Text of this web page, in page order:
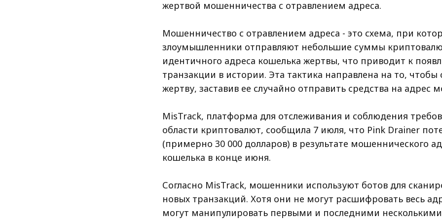
жертвой мошенничества с отравлением адреса.
Мошенничество с отравлением адреса - это схема, при
злоумышленники отправляют небольшие суммы
идентичного адреса кошелька жертвы, что приводит к
транзакции в истории. Эта тактика направлена на то, чтобы
жертву, заставив ее случайно отправить средства на адрес
MisTrack, платформа для отслеживания и соблюдения
области криптовалют, сообщила 7 июля, что Pink Drainer
(примерно 30 000 долларов) в результате мошеннического
кошелька в конце июня.
Согласно MisTrack, мошенники используют ботов для
новых транзакций. Хотя они не могут расшифровать весь
могут манипулировать первыми и последними